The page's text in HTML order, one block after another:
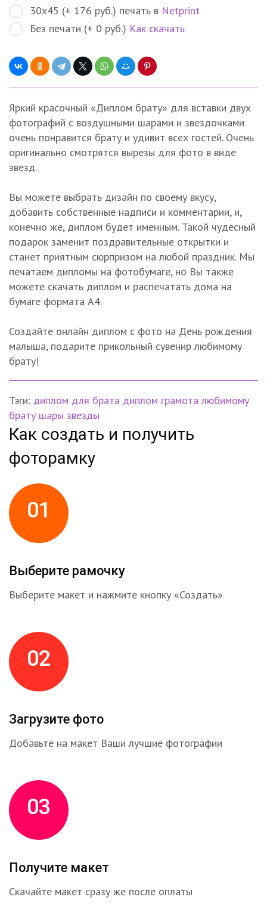
30х45 (+ 176 руб.) печать в Netprint
Без печати (+ 0 руб.) Как скачать
Яркий красочный «Диплом брату» для вставки двух
фотографий с воздушными шарами и звездочками
очень понравится брату и удивит всех гостей. Очень
оригинально смотрятся вырезы для фото в виде
звезд.
Вы можете выбрать дизайн по своему вкусу,
добавить собственные надписи и комментарии, и,
конечно же, диплом будет именным. Такой чудесный
подарок заменит поздравительные открытки и
станет приятным сюрпризом на любой праздник. Мы
печатаем дипломы на фотобумаге, но Вы также
можете скачать диплом и распечатать дома на
бумаге формата А4.
Создайте онлайн диплом с фото на День рождения
малыша, подарите прикольный сувенир любимому
брату!
Тэги: диплом для брата диплом грамота любимому
брату шары звезды
Как создать и получить
фоторамку
01
Выберите рамочку
Выберите макет и нажмите кнопку «Создать»
02
Загрузите фото
Добавьте на макет Ваши лучшие фотографии
03
Получите макет
Скачайте макет сразу же после оплаты